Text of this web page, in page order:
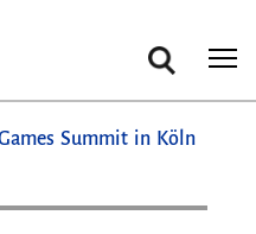
Summit in Köln